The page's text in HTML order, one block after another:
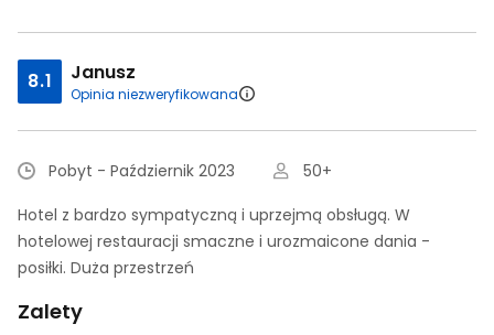
8.1 Janusz
Opinia niezweryfikowana
Pobyt - Październik 2023
50+
Hotel z bardzo sympatyczną i uprzejmą obsługą. W
hotelowej restauracji smaczne i urozmaicone dania -
posiłki. Duża przestrzeń
Zalety